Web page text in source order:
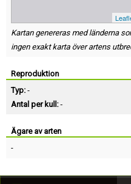
Kartan genereras med länderna
ingen exakt karta över artens
Reproduktion
Typ: -
Antal per kull: -
Ägare av arten
-